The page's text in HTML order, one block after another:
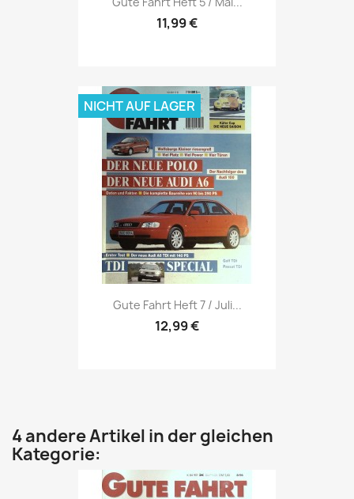
11,99 €
Vorschau
Gute Fahrt Heft 7 / Juli...
12,99 €
NICHT AUF LAGER
4 andere Artikel in der gleichen
Kategorie: